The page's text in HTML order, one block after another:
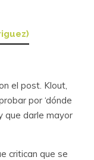
el post. Klout,
por ‘dónde
que darle mayor
critican que se